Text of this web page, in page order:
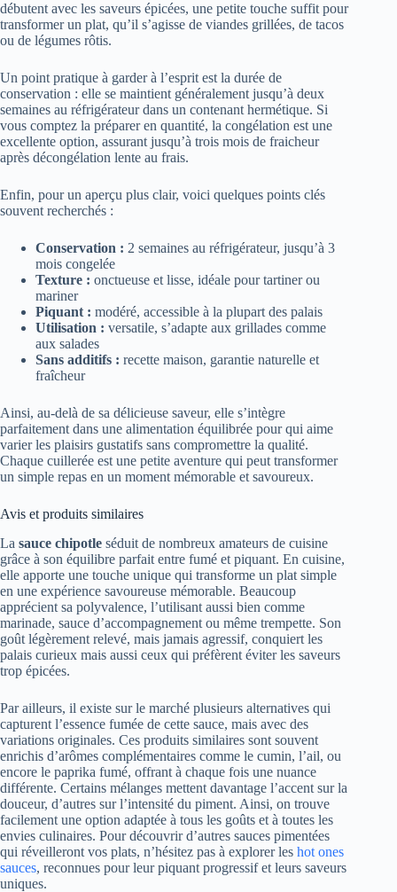
débutent avec les saveurs épicées, une petite touche suffit pour
transformer un plat, qu’il s’agisse de viandes grillées, de tacos
ou de légumes rôtis.
Un point pratique à garder à l’esprit est la durée de
conservation : elle se maintient généralement jusqu’à deux
semaines au réfrigérateur dans un contenant hermétique. Si
vous comptez la préparer en quantité, la congélation est une
excellente option, assurant jusqu’à trois mois de fraicheur
après décongélation lente au frais.
Enfin, pour un aperçu plus clair, voici quelques points clés
souvent recherchés :
Conservation : 2 semaines au réfrigérateur, jusqu’à 3
mois congelée
Texture : onctueuse et lisse, idéale pour tartiner ou
mariner
Piquant : modéré, accessible à la plupart des palais
Utilisation : versatile, s’adapte aux grillades comme
aux salades
Sans additifs : recette maison, garantie naturelle et
fraîcheur
Ainsi, au-delà de sa délicieuse saveur, elle s’intègre
parfaitement dans une alimentation équilibrée pour qui aime
varier les plaisirs gustatifs sans compromettre la qualité.
Chaque cuillerée est une petite aventure qui peut transformer
un simple repas en un moment mémorable et savoureux.
Avis et produits similaires
La sauce chipotle séduit de nombreux amateurs de cuisine
grâce à son équilibre parfait entre fumé et piquant. En cuisine,
elle apporte une touche unique qui transforme un plat simple
en une expérience savoureuse mémorable. Beaucoup
apprécient sa polyvalence, l’utilisant aussi bien comme
marinade, sauce d’accompagnement ou même trempette. Son
goût légèrement relevé, mais jamais agressif, conquiert les
palais curieux mais aussi ceux qui préfèrent éviter les saveurs
trop épicées.
Par ailleurs, il existe sur le marché plusieurs alternatives qui
capturent l’essence fumée de cette sauce, mais avec des
variations originales. Ces produits similaires sont souvent
enrichis d’arômes complémentaires comme le cumin, l’ail, ou
encore le paprika fumé, offrant à chaque fois une nuance
différente. Certains mélanges mettent davantage l’accent sur la
douceur, d’autres sur l’intensité du piment. Ainsi, on trouve
facilement une option adaptée à tous les goûts et à toutes les
envies culinaires. Pour découvrir d’autres sauces pimentées
qui réveilleront vos plats, n’hésitez pas à explorer les hot ones
sauces, reconnues pour leur piquant progressif et leurs saveurs
uniques.